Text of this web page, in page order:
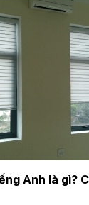
Anh là gì?